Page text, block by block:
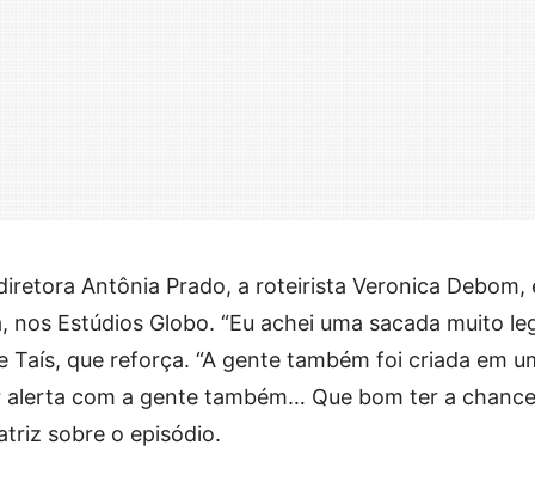
Antônia Prado, a roteirista Veronica Debom,
Estúdios Globo. “Eu achei uma sacada muito
Taís, que reforça. “A gente também foi criada em
com a gente também… Que bom ter a
sobre o episódio.